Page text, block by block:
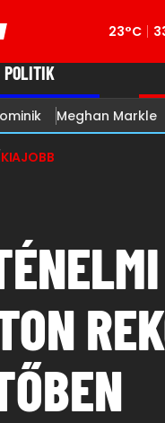
23°C
POLITIK
Meghan Markle
KIAJOBB